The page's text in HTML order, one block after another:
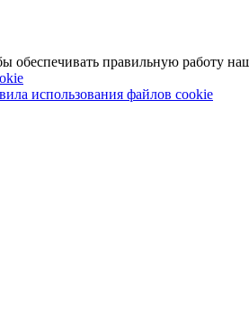
правильную работу
использования файлов cookie